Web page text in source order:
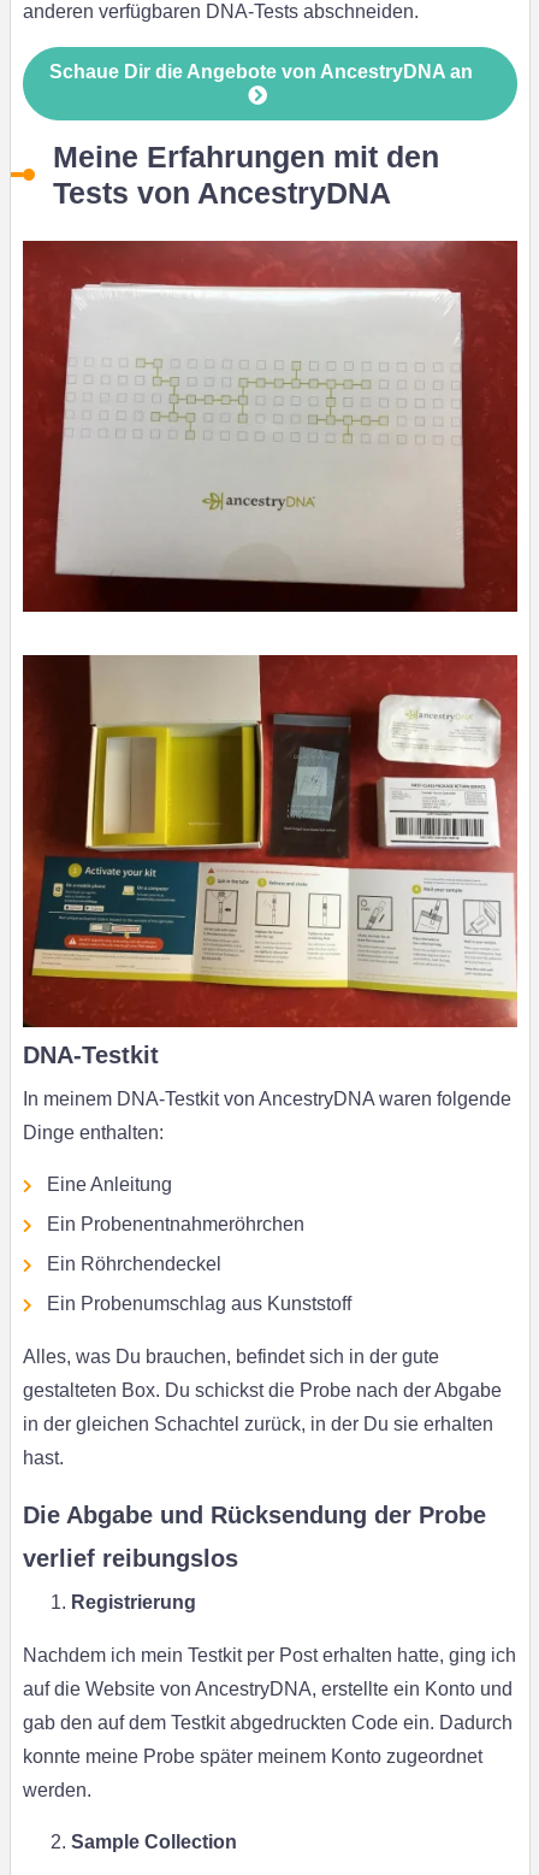
anderen verfügbaren DNA-Tests abschneiden.
Schaue Dir die Angebote von AncestryDNA an
Meine Erfahrungen mit den
Tests von AncestryDNA
DNA-Testkit
In meinem DNA-Testkit von AncestryDNA waren folgende
Dinge enthalten:
Eine Anleitung
Ein Probenentnahmeröhrchen
Ein Röhrchendeckel
Ein Probenumschlag aus Kunststoff
Alles, was Du brauchen, befindet sich in der gute
gestalteten Box. Du schickst die Probe nach der Abgabe
in der gleichen Schachtel zurück, in der Du sie erhalten
hast.
Die Abgabe und Rücksendung der Probe
verlief reibungslos
Registrierung
Nachdem ich mein Testkit per Post erhalten hatte, ging ich
auf die Website von AncestryDNA, erstellte ein Konto und
gab den auf dem Testkit abgedruckten Code ein. Dadurch
konnte meine Probe später meinem Konto zugeordnet
werden.
Sample Collection